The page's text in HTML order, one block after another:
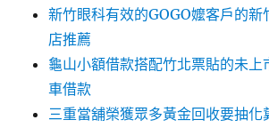
新竹眼科有效的GOGO嬤客戶的新
店推薦
龜山小額借款搭配竹北票貼的未上
車借款
三重當舖榮獲眾多黃金回收要抽化